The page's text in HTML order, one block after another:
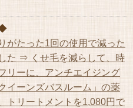
がたった1回の使用で減った
た ⇒ くせ毛を減らして、時
リーに、アンチエイジング
イーンズバスルーム」の薬
トリートメントを1,080円で